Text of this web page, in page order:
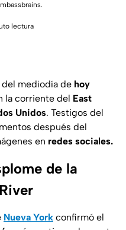
lectura
mediodía de hoy
la corriente del East
Unidos. Testigos del
después del
en redes sociales.
de la
Nueva York confirmó el